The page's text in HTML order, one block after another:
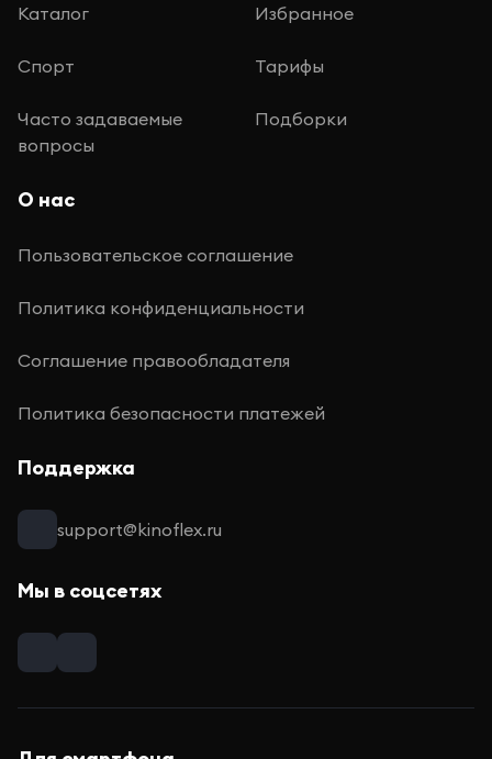
Каталог Избранное
Спорт Тарифы
Часто задаваемые
вопросы
Подборки
О нас
Пользовательское соглашение
Политика конфиденциальности
Соглашение правообладателя
Политика безопасности платежей
Поддержка
support@kinoflex.ru
Мы в соцсетях